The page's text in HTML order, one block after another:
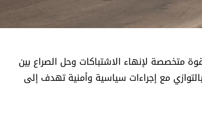
متخصصة لإنهاء الاشتباكات وحل الصراع بين
مع إجراءات سياسية وأمنية تهدف إلى